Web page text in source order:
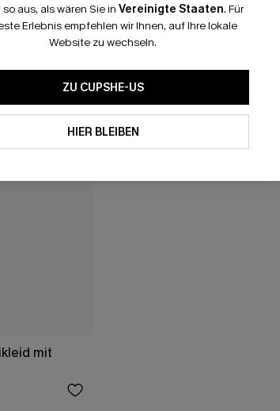
mit
aus, als wären Sie in Vereinigte Staaten. Für
Erlebnis empfehlen wir Ihnen, auf Ihre lokale
Website zu wechseln.
ZU CUPSHE-US
HIER BLEIBEN